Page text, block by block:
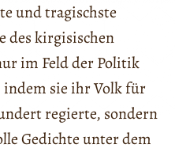
und tragischste
des kirgisischen
im Feld der Politik
sie ihr Volk für
regierte, sondern
Gedichte unter dem